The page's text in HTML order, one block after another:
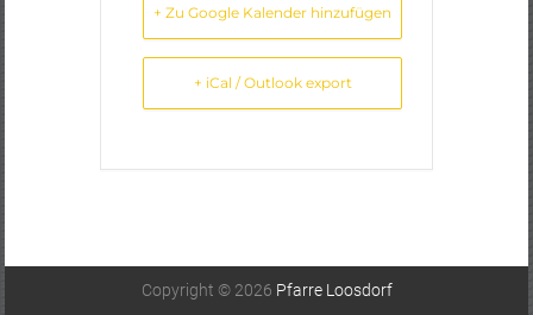
+ Zu Google Kalender hinzufügen
+ iCal / Outlook export
Copyright © 2026 Pfarre Loosdorf